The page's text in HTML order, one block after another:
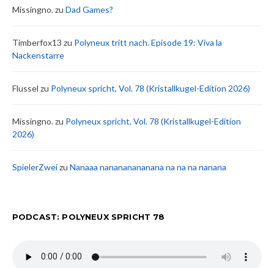
Missingno.zu Dad Games?
Timberfox13 zu Polyneux tritt nach. Episode 19: Viva la
Nackenstarre
Flussel zu Polyneux spricht, Vol. 78 (Kristallkugel-Edition 2026)
Missingno.zu Polyneux spricht, Vol. 78 (Kristallkugel-Edition
2026)
SpielerZweizu Nanaaa nanananananana na na na nanana
PODCAST: POLYNEUX SPRICHT 78